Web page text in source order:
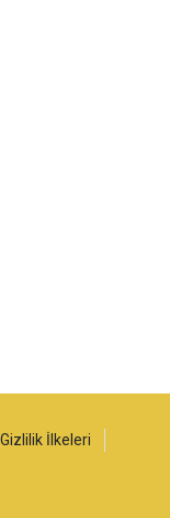
Gizlilik İlkeleri